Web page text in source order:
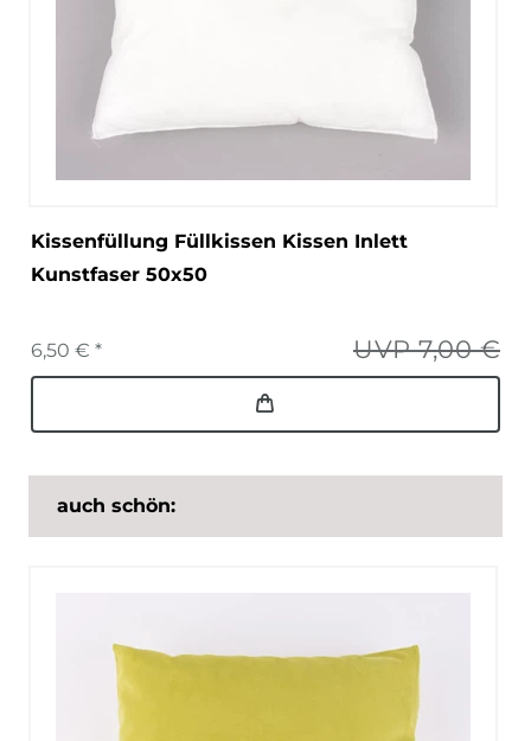
Kissenfüllung Füllkissen Kissen Inlett
Kunstfaser 50x50
UVP 7,00 €
6,50 € *
auch schön: